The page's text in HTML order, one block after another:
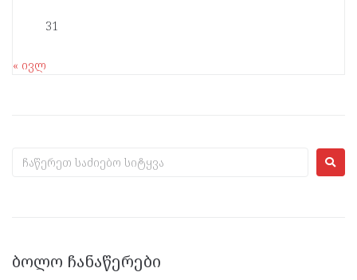
31
« ივლ
ᲑᲝᲚᲝ ᲩᲐᲜᲐᲬᲔᲠᲔᲑᲘ